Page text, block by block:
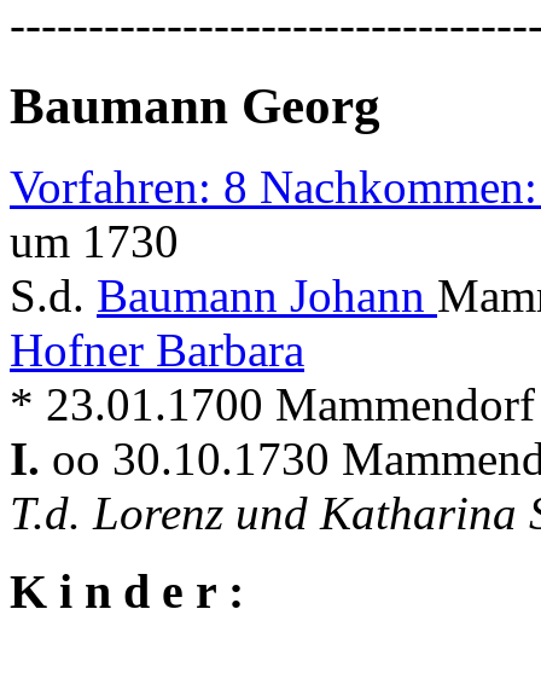
Baumann Georg
Vorfahren: 8
um 1730
S.d. Baumann Johann
Hofner Barbara
* 23.01.1700
I. oo 30.10.1730
T.d. Lorenz und Katharina
K i n d e r :